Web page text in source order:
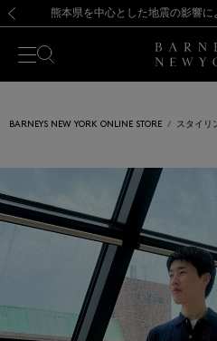
熊本県を中心とした地震の影響
【開催中】SUMMER
BARNEYS NEW YORK ONLINE STORE スタイリ